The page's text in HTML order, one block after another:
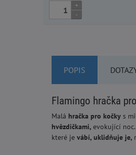
+
-
POPIS
Flamingo hračka
Malá hračka pro kočky s
hvězdičkami, evokující
které je vábí, uklidňuje je,